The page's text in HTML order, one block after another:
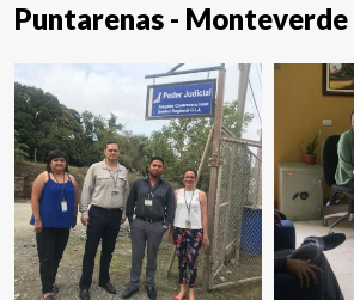
Puntarenas - Monteverde